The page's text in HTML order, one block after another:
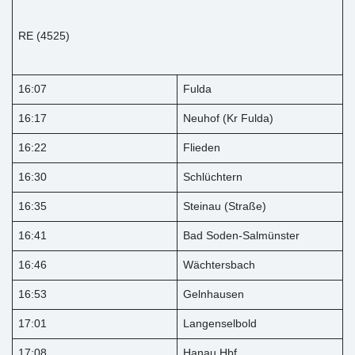
RE (4525)
16:07 Fulda
16:17 Neuhof (Kr Fulda)
16:22 Flieden
16:30 Schlüchtern
16:35 Steinau (Straße)
16:41 Bad Soden-Salmünster
16:46 Wächtersbach
16:53 Gelnhausen
17:01 Langenselbold